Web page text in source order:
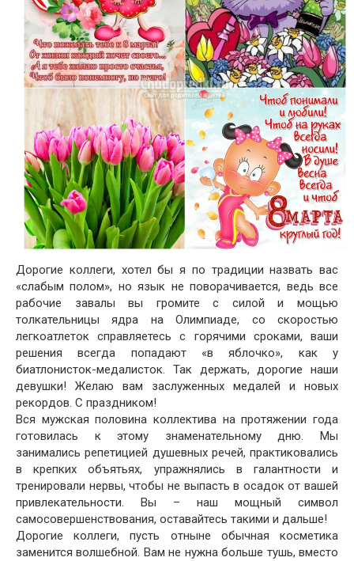
Дорогие коллеги, хотел бы я по традиции назвать вас
«слабым полом», но язык не поворачивается, ведь все
рабочие завалы вы громите с силой и мощью
толкательницы ядра на Олимпиаде, со скоростью
легкоатлеток справляетесь с горячими сроками, ваши
решения всегда попадают «в яблочко», как у
биатлонисток-медалисток. Так держать, дорогие наши
девушки! Желаю вам заслуженных медалей и новых
рекордов. С праздником!
Вся мужская половина коллектива на протяжении года
готовилась к этому знаменательному дню. Мы
занимались репетицией душевных речей, практиковались
в крепких объятьях, упражнялись в галантности и
тренировали нервы, чтобы не выпасть в осадок от вашей
привлекательности. Вы – наш мощный символ
самосовершенствования, оставайтесь такими и дальше!
Дорогие коллеги, пусть отныне обычная косметика
заменится волшебной. Вам не нужна больше тушь, вместо